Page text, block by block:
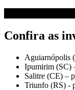
Confira as
Aguiarnópolis
Ipumirim (SC)
Salitre (CE) –
Triunfo (RS) -